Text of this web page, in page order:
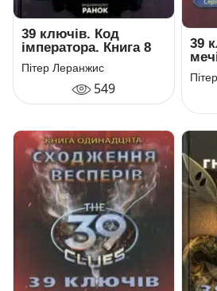
39 ключів. Код
імператора. Книга 8
Пітер Леранжис
549
39